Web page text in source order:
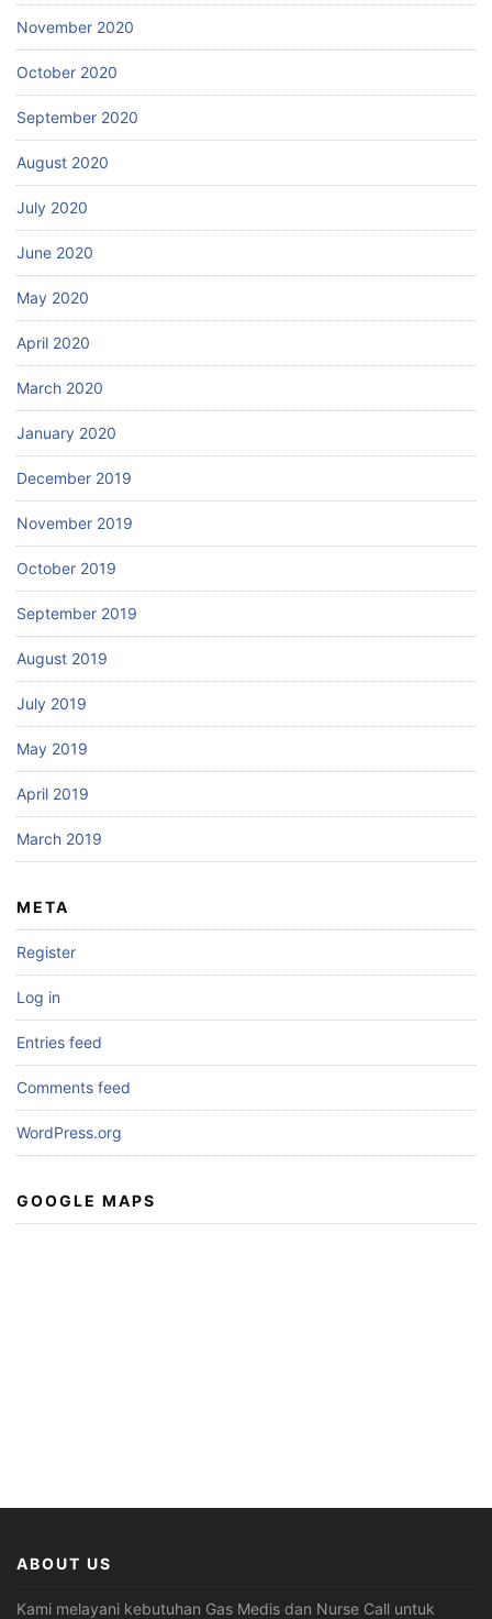
November 2020
October 2020
September 2020
August 2020
July 2020
June 2020
May 2020
April 2020
March 2020
January 2020
December 2019
November 2019
October 2019
September 2019
August 2019
July 2019
May 2019
April 2019
March 2019
META
Register
Log in
Entries feed
Comments feed
WordPress.org
GOOGLE MAPS
ABOUT US
Kami melayani kebutuhan Gas Medis dan Nurse Call untuk